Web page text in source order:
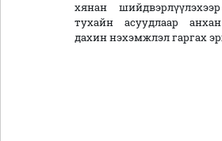
хянан
тухайн асуудлаар
дахин нэхэмжлэл гаргах